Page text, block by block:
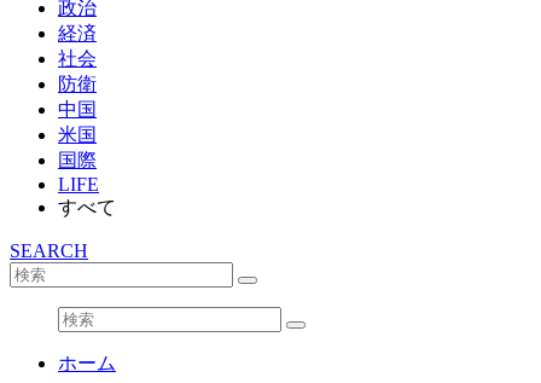
政治
経済
社会
防衛
中国
米国
国際
LIFE
すべて
SEARCH
ホーム